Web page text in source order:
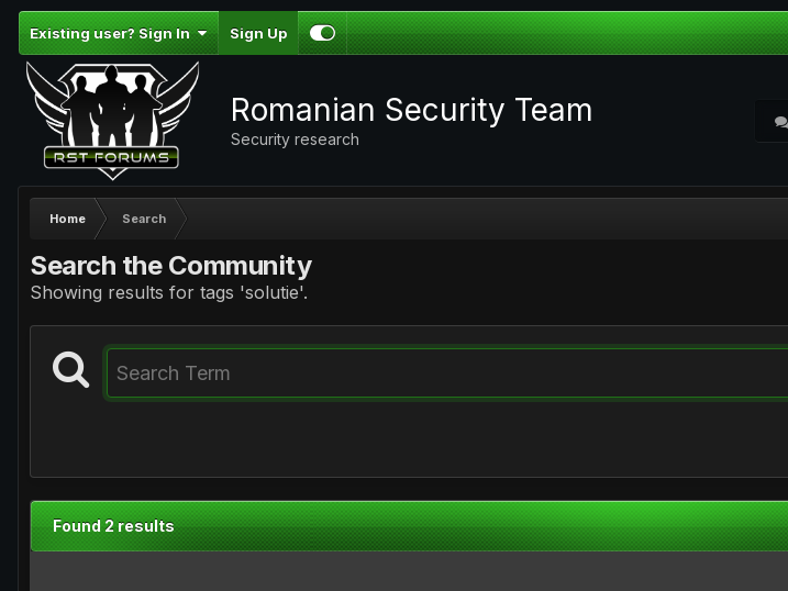
Existing user? Sign In Sign Up
Romanian Security Team
Security research
Home Search
Search the Community
Showing results for tags 'solutie'.
Found 2 results